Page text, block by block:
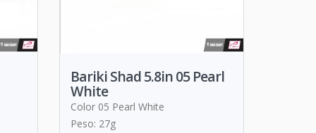
Bariki Shad 5.8in 05 Pearl
White
Color 05 Pearl White
Peso: 27g